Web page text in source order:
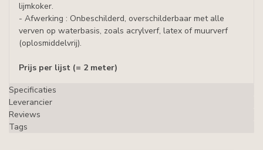
lijmkoker.
- Afwerking : Onbeschilderd, overschilderbaar met alle
verven op waterbasis, zoals acrylverf, latex of muurverf
(oplosmiddelvrij).
Prijs per lijst (= 2 meter)
Specificaties
Leverancier
Reviews
Tags